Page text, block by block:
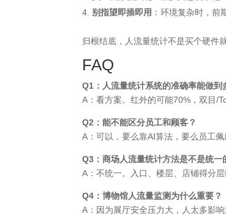
别指望即插即用 ：环境复杂时，前
归根结底，人流量统计不是买个硬件
FAQ
Q1：人流量统计系统的准确率能做到
A：看方案。红外的可能70%，双目/
Q2：能不能区分员工和顾客？
A：可以，要么靠AI算法，要么员工
Q3：商场人流量统计方法是不是统一
A：不统一。入口、楼层、店铺得分
Q4：博物馆人流量监测为什么重要？
A：因为展厅安全压力大，人太多影